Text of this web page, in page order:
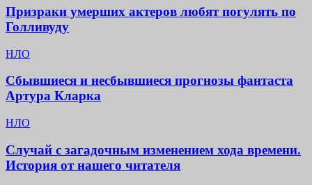
Призраки умерших актеров любят погулять по
Голливуду
НЛО
Сбывшиеся и несбывшиеся прогнозы фантаста
Артура Кларка
НЛО
Случай с загадочным изменением хода времени.
История от нашего читателя